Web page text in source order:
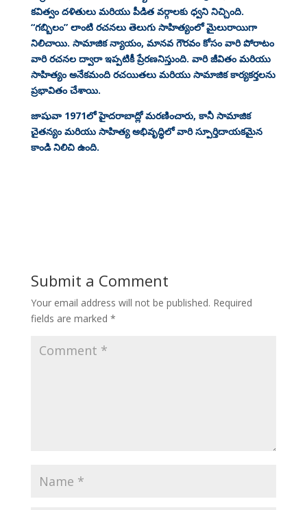
కవిత్వం దళితులు మరియు పీడిత వర్గాలకు ధ్వని నిచ్చింది.
“గబ్బిలం” లాంటి రచనలు తెలుగు సాహిత్యంలో మైలురాయిగా
నిలిచాయి. సామాజిక న్యాయం, మానవ గౌరవం కోసం వారి పోరాటం
వారి రచనల ద్వారా ఇప్పటికీ ప్రేరణనిస్తుంది. వారి జీవితం మరియు
సాహిత్యం అనేకమంది రచయితలు మరియు సామాజిక కార్యకర్తలను
ప్రభావితం చేశాయి.
జాషువా 1971లో హైదరాబాద్లో మరణించారు, కానీ సామాజిక
చైతన్యం మరియు సాహిత్య అభివృద్ధిలో వారి స్పూర్తిదాయకమైన
కాండి నిలిచి ఉంది.
Submit a Comment
Your email address will not be published. Required
fields are marked *